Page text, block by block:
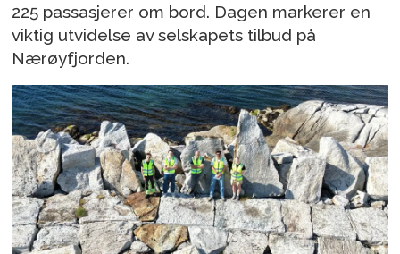
225 passasjerer om bord. Dagen markerer en
viktig utvidelse av selskapets tilbud på
Nærøyfjorden.